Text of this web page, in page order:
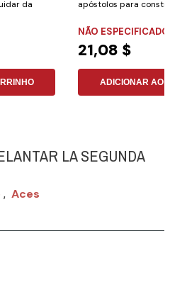
da
apóstolos para construir
NÃO ESPECIFICADO
21,08 $
ADICIONAR AO
LA SEGUNDA
, Aces